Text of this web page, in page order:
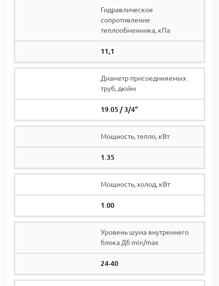
Гидравлическое
сопротивление
теплообменника, кПа
11,1
Диаметр присоединяемых
труб, дюйм
19.05 / 3/4"
Мощность, тепло, кВт
1.35
Мощность, холод, кВт
1.00
Уровень шума внутреннего
блока Дб min/max
24-40